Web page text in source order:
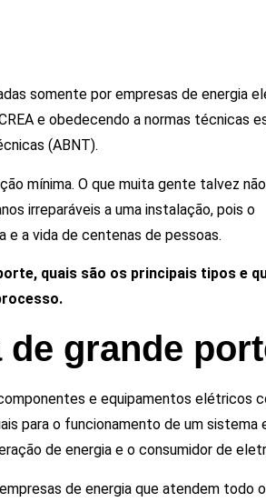
somente por empresas de energia
e obedecendo a normas técnicas
(ABNT).
mínima. O que muita gente talvez
irreparáveis a uma instalação, pois o
a vida de centenas de pessoas.
quais são os principais tipos e
grande
e equipamentos elétricos
para o funcionamento de um sistema
de energia e o consumidor de
de energia que atendem todo